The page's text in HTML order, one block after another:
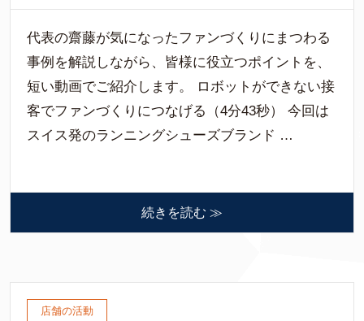
代表の齋藤が気になったファンづくりにまつわる
事例を解説しながら、皆様に役立つポイントを、
短い動画でご紹介します。 ロボットができない接
客でファンづくりにつなげる（4分43秒） 今回は
スイス発のランニングシューズブランド …
続きを読む ≫
店舗の活動